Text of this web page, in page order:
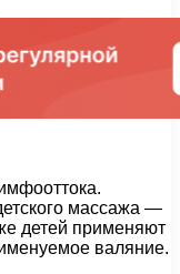
массажа —
детей применяют
валяние.